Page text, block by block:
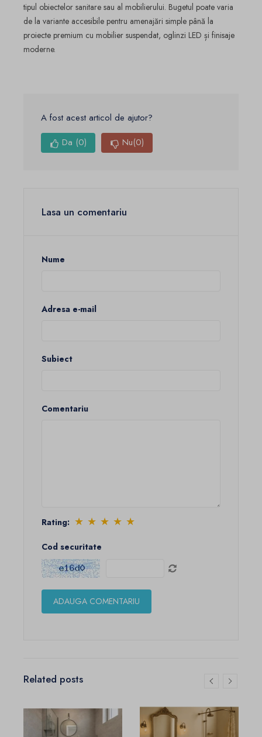
tipul obiectelor sanitare sau al mobilierului. Bugetul poate varia
de la variante accesibile pentru amenajări simple până la
proiecte premium cu mobilier suspendat, oglinzi LED și finisaje
moderne.
A fost acest articol de ajutor?
Da (0) Nu(0)
Lasa un comentariu
Nume
Adresa e-mail
Subiect
Comentariu
Rating: ★ ★ ★ ★ ★
Cod securitate
Related posts